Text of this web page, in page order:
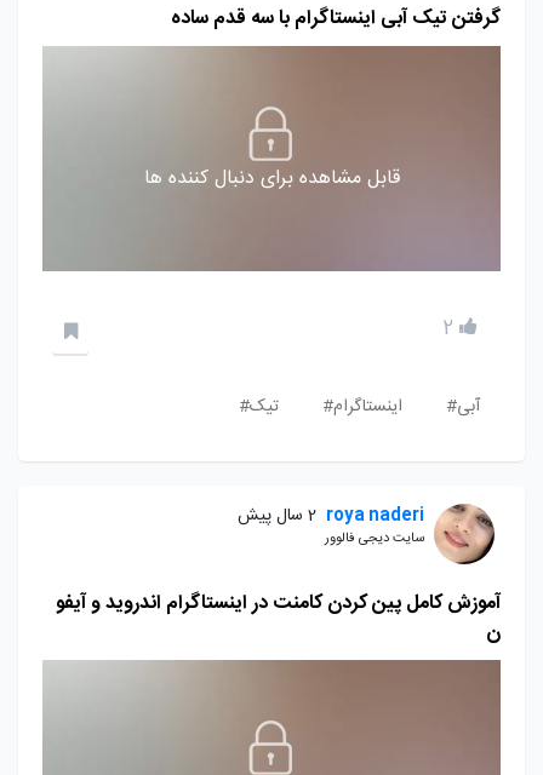
گرفتن تیک آبی اینستاگرام با سه قدم ساده
قابل مشاهده برای دنبال کننده ها
2
آبی# اینستاگرام# تیک#
roya naderi 2 سال پیش
سایت دیجی فالوور
آموزش کامل پین کردن کامنت در اینستاگرام اندروید و آیفو
ن